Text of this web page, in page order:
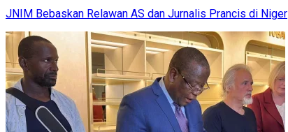
JNIM Bebaskan Relawan AS dan Jurnalis Prancis di Niger